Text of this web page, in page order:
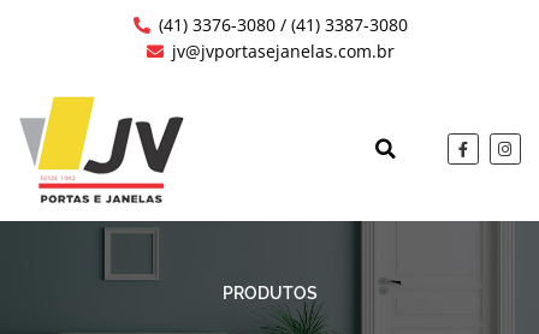
conteúdo
(41) 3376-3080 / (41) 3387-3080
jv@jvportasejanelas.com.br
F
a
c
o
I
n
s
g
PRODUTOS